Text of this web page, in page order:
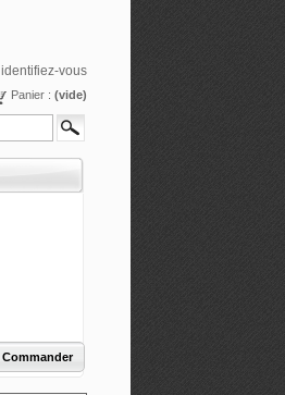
Panier : (vide)
identifiez-vous
Commander